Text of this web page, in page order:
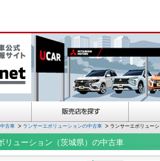
古車 ランサーエボリューションの中古車 ランサーエボリュー
リューション（茨城県）の中古車